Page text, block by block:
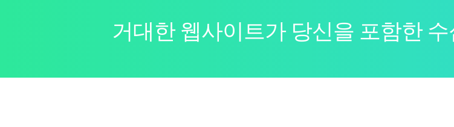
거대한 웹사이트가 당신을 포함한